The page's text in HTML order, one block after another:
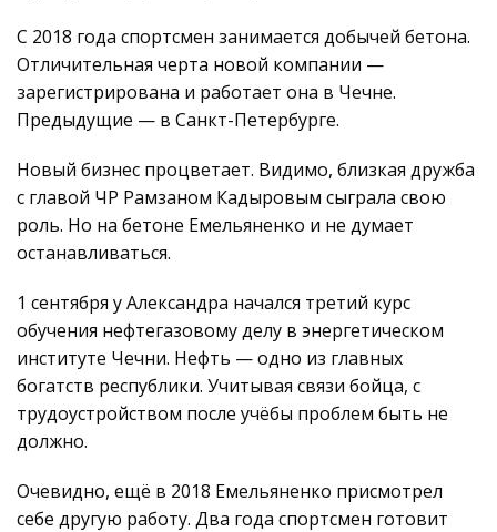
С 2018 года спортсмен занимается добычей бетона.
Отличительная черта новой компании —
зарегистрирована и работает она в Чечне.
Предыдущие — в Санкт-Петербурге.
Новый бизнес процветает. Видимо, близкая дружба
с главой ЧР Рамзаном Кадыровым сыграла свою
роль. Но на бетоне Емельяненко и не думает
останавливаться.
1 сентября у Александра начался третий курс
обучения нефтегазовому делу в энергетическом
институте Чечни. Нефть — одно из главных
богатств республики. Учитывая связи бойца, с
трудоустройством после учёбы проблем быть не
должно.
Очевидно, ещё в 2018 Емельяненко присмотрел
себе другую работу. Два года спортсмен готовит